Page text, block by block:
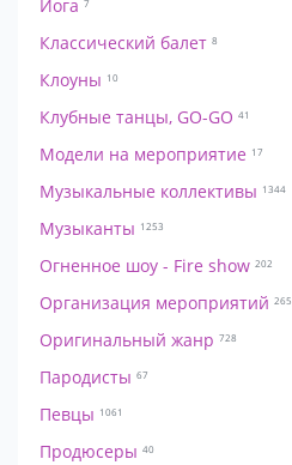
Йога 7
Классический балет 8
Клоуны 10
Клубные танцы, GO-GO 41
Модели на мероприятие 17
Музыкальные коллективы 1344
Музыканты 1253
Огненное шоу - Fire show 202
Организация мероприятий 265
Оригинальный жанр 728
Пародисты 67
Певцы 1061
Продюсеры 40